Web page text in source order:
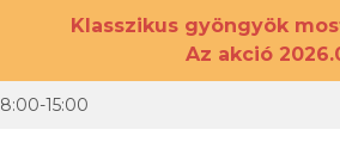
Klasszikus gyöngyök
Az akció
8:00-15:00